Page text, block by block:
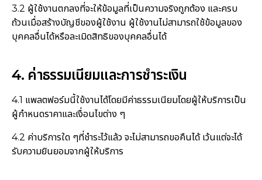
3.2 ผู้ใช้งานตกลงที่จะให้ข้อมูลที่เป็นความจริงถูกต้อง และครบ
ถ้วนเมื่อสร้างบัญชีของผู้ใช้งาน ผู้ใช้งานไม่สามารถใช้ข้อมูลของ
บุคคลอื่นได้หรือละเมิดสิทธิของบุคคลอื่นได้
4. ค่าธรรมเนียมและการชำระเงิน
4.1 แพลตฟอร์มนี้ใช้งานได้โดยมีค่าธรรมเนียมโดยผู้ให้บริการเป็น
ผู้กำหนดราคาและเงื่อนไขต่าง ๆ
4.2 ค่าบริการใด ๆที่ชำระไว้แล้ว จะไม่สามารถขอคืนได้ เว้นแต่จะได้
รับความยินยอมจากผู้ให้บริการ